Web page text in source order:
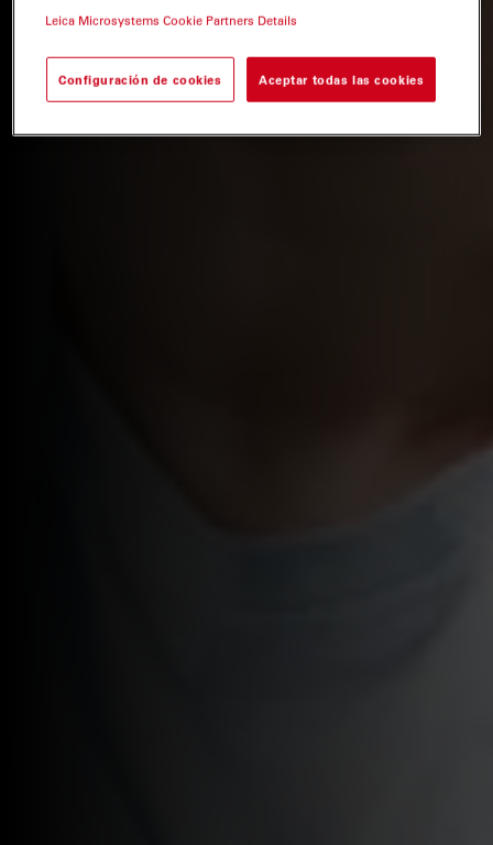
Leica Microsystems Cookie Partners Details
Configuración de cookies Aceptar todas las cookies